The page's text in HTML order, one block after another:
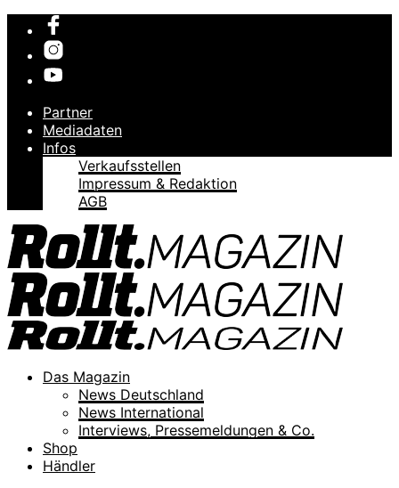
Partner
Mediadaten
Infos
Verkaufsstellen
Impressum & Redaktion
AGB
Das Magazin
News Deutschland
News International
Interviews, Pressemeldungen & Co.
Shop
Händler